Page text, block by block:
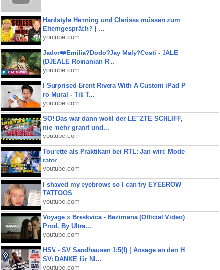
Hardstyle Henning und Clarissa müssen zum
Elterngespräch? | ...
youtube.com
Jador❤️Emilia?Dodo?Jay Maly?Costi - JALE
(DJEALE Romanian R...
youtube.com
I Surprised Brent Rivera With A Custom iPad P
ro Mural - Tik T...
youtube.com
SO! Das war dann wohl der LETZTE SCHLIFF,
nie mehr granit und...
youtube.com
Tourette als Praktikant bei RTL: Jan wird Mode
rator
youtube.com
I shaved my eyebrows so I can try EYEBROW
TATTOOS
youtube.com
Voyage x Breskvica - Bezimena (Official Video)
Prod. By Ultra...
youtube.com
HSV - SV Sandhausen 1:5(!) | Ansage an den H
SV: DANKE für NI...
youtube.com